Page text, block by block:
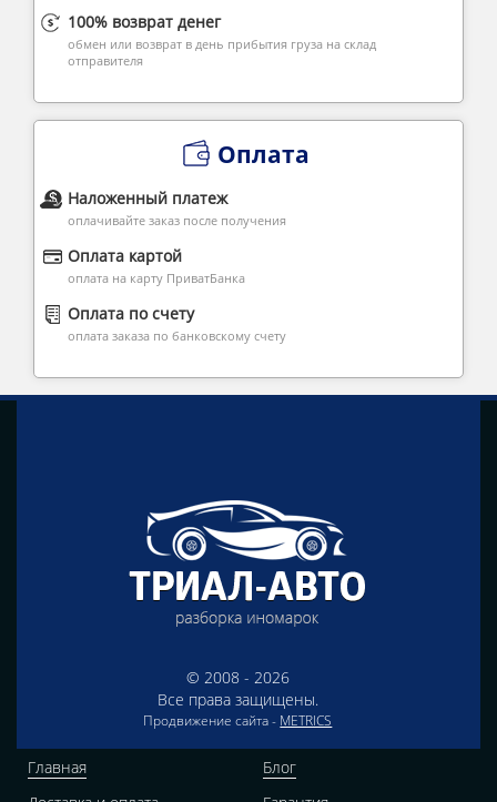
100% возврат денег
обмен или возврат в день прибытия груза на склад
отправителя
Оплата
Наложенный платеж
оплачивайте заказ после получения
Оплата картой
оплата на карту ПриватБанка
Оплата по счету
оплата заказа по банковскому счету
© 2008 - 2026
Все права защищены.
Продвижение сайта - METRICS
Главная
Блог